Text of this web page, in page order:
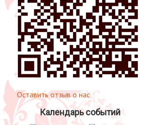
Оставить отзыв о нас
Календарь событий